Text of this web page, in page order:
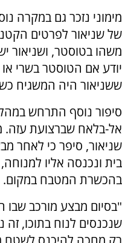
מימוני נזכר גם במקרה
של שניאור לפרטים
משהו בטוסטר, ושניאור
יודע אם הטוסטר בשרי
ששניאור היה המשגיח
סיפור נוסף התרחש
אל-בלאח שברצועת עזה.
שניאור, סיפר כי לאחר
בית ונכנסה אליו
בהכשרת המטבח במקום.
"בסיום מבצע מורכב שבו
שנכנסים לנוח בתוכו,